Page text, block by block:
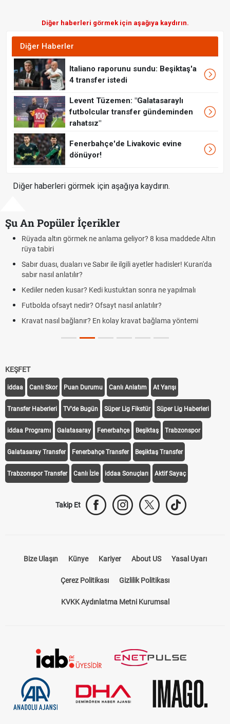
Diğer haberleri görmek için aşağıya kaydırın.
Diğer Haberler
Italiano raporunu sundu: Beşiktaş'a
4 transfer istedi
Levent Tüzemen: "Galatasaraylı
futbolcular transfer gündeminden
rahatsız"
Fenerbahçe'de Livakovic evine
dönüyor!
Diğer haberleri görmek için aşağıya kaydırın.
Şu An Popüler İçerikler
Rüyada altın görmek ne anlama geliyor? 8 kısa maddede Altın
rüya tabiri
Sabır duası, duaları ve Sabır ile ilgili ayetler hadisler! Kuran'da
sabır nasıl anlatılır?
Kediler neden kusar? Kedi kustuktan sonra ne yapılmalı
Futbolda ofsayt nedir? Ofsayt nasıl anlatılır?
Kravat nasıl bağlanır? En kolay kravat bağlama yöntemi
KEŞFET
iddaa Canlı Skor Puan Durumu Canlı Anlatım At Yarışı
Transfer Haberleri TV'de Bugün Süper Lig Fikstür Süper Lig Haberleri
iddaa Programı Galatasaray Fenerbahçe Beşiktaş Trabzonspor
Galatasaray Transfer Fenerbahçe Transfer Beşiktaş Transfer
Trabzonspor Transfer Canlı İzle iddaa Sonuçları Aktif Sayaç
Takip Et
Bize Ulaşın Künye Kariyer About US Yasal Uyarı
Çerez Politikası Gizlilik Politikası
KVKK Aydınlatma Metni Kurumsal